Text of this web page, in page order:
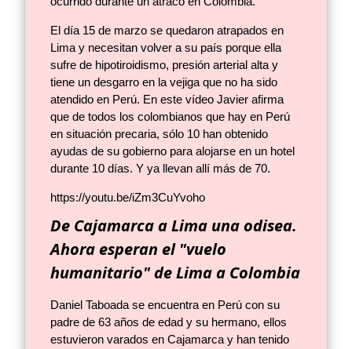
El día 15 de marzo se quedaron atrapados en
Lima y necesitan volver a su país porque ella
sufre de hipotiroidismo, presión arterial alta y
tiene un desgarro en la vejiga que no ha sido
atendido en Perú. En este vídeo Javier afirma
que de todos los colombianos que hay en Perú
en situación precaria, sólo 10 han obtenido
ayudas de su gobierno para alojarse en un hotel
durante 10 días. Y ya llevan allí más de 70.
https://youtu.be/iZm3CuYvoho
De Cajamarca a Lima una odisea.
Ahora esperan el "vuelo
humanitario" de Lima a Colombia
Daniel Taboada se encuentra en Perú con su
padre de 63 años de edad y su hermano, ellos
estuvieron varados en Cajamarca y han tenido